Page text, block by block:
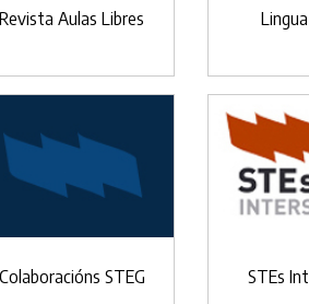
Revista Aulas Libres
Colaboracións STEG STEs